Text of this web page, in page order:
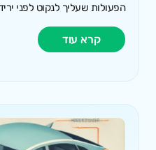
הפעולות שעליך לנקוט לפני
קרא עוד